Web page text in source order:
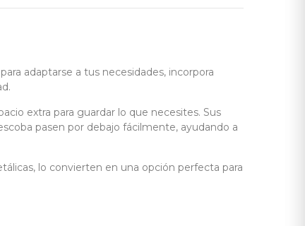
adaptarse a tus necesidades, incorpora
extra para guardar lo que necesites. Sus
pasen por debajo fácilmente, ayudando a
lo convierten en una opción perfecta para